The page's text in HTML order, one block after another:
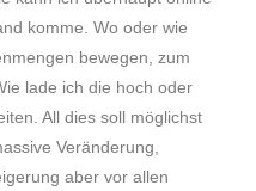
komme. Wo oder wie
bewegen, zum
lade ich die hoch oder
All dies soll möglichst
Veränderung,
aber vor allen